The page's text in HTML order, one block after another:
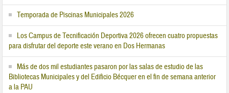
Temporada de Piscinas Municipales 2026
Los Campus de Tecnificación Deportiva 2026 ofrecen cuatro propuestas
para disfrutar del deporte este verano en Dos Hermanas
Más de dos mil estudiantes pasaron por las salas de estudio de las
Bibliotecas Municipales y del Edificio Bécquer en el fin de semana anterior
a la PAU